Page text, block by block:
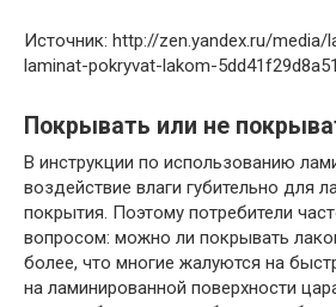
Источник: http://zen.yandex.ru/
laminat-pokryvat-lakom-
Покрывать или не
В инструкции по использованию
воздействие влаги губительно для
покрытия. Поэтому потребители
вопросом: можно ли покрывать
более, что многие жалуются на
на ламинированной поверхности